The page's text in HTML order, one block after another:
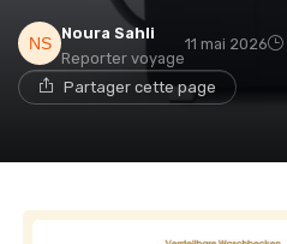
Noura Sahli
Reporter voyage
11 mai 2026
Partager cette page